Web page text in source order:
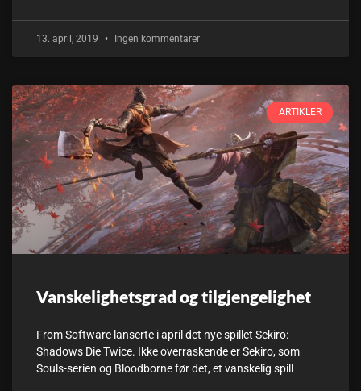
13. april, 2019 Ingen kommentarer
ARTIKLER
Vanskelighetsgrad og tilgjengelighet
From Software lanserte i april det nye spillet Sekiro:
Shadows Die Twice. Ikke overraskende er Sekiro, som
Souls-serien og Bloodborne før det, et vanskelig spill